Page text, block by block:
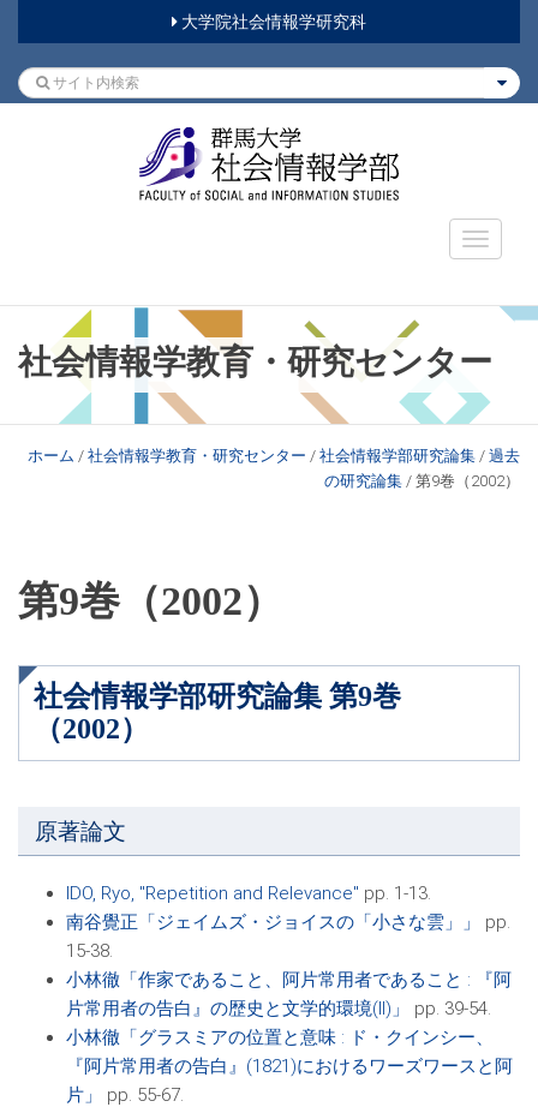
大学院社会情報学研究科
社会情報学教育・研究センター
ホーム / 社会情報学教育・研究センター / 社会情報学部研究論集 / 過去
の研究論集 / 第9巻（2002）
第9巻（2002）
社会情報学部研究論集 第9巻
（2002）
原著論文
IDO, Ryo, "Repetition and Relevance" pp. 1-13.
南谷覺正「ジェイムズ・ジョイスの「小さな雲」」
pp.
15-38.
小林徹「作家であること、阿片常用者であること : 『阿
片常用者の告白』の歴史と文学的環境(II)」
pp. 39-54.
小林徹「グラスミアの位置と意味 : ド・クインシー、
『阿片常用者の告白』(1821)におけるワーズワースと阿
片」
pp. 55-67.